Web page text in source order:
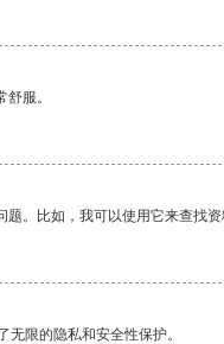
服。
。比如，我可以使用它来查找资
限的隐私和安全性保护。